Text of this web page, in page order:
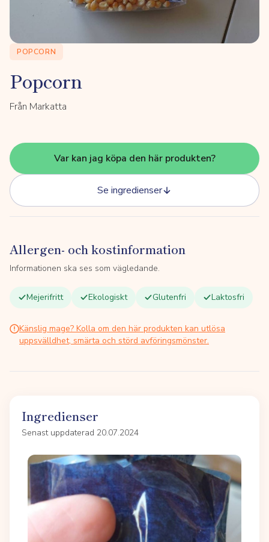
POPCORN
Popcorn
Från Markatta
Var kan jag köpa den här produkten?
Se ingredienser
Allergen- och kostinformation
Informationen ska ses som vägledande.
Mejerifritt Ekologiskt Glutenfri Laktosfri
Känslig mage? Kolla om den här produkten kan utlösa
uppsvälldhet, smärta och störd avföringsmönster.
Ingredienser
Senast uppdaterad 20.07.2024